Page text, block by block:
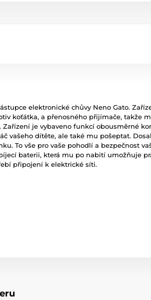
elektronické chůvy Neno Gato.
koťátka, a přenosného přijímače, takže
Zařízení je vybaveno funkcí obousměrné
vašeho dítěte, ale také mu pošeptat.
To vše pro vaše pohodlí a bezpečnost
baterii, která mu po nabití umožňuje
připojení k elektrické síti.